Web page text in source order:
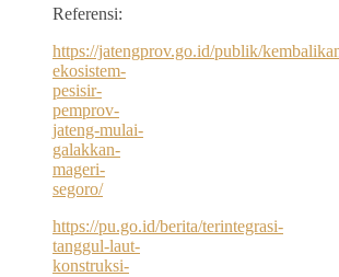
Referensi:
https://jatengprov.go.id/publik/
ekosistem-
pesisir-
pemprov-
jateng-mulai-
galakkan-
mageri-
segoro/
https://pu.go.id/berita/terintegrasi-
tanggul-laut-
konstruksi-